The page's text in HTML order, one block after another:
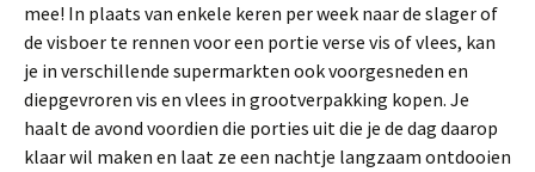
mee! In plaats van enkele keren per week naar de slager of
de visboer te rennen voor een portie verse vis of vlees, kan
je in verschillende supermarkten ook voorgesneden en
diepgevroren vis en vlees in grootverpakking kopen. Je
haalt de avond voordien die porties uit die je de dag daarop
klaar wil maken en laat ze een nachtje langzaam ontdooien